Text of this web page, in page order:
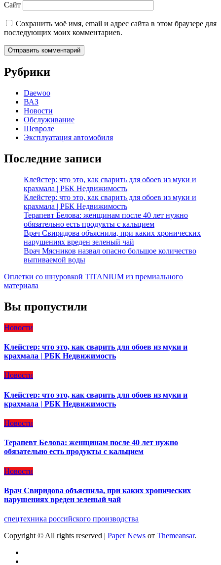
Сайт
Сохранить моё имя, email и адрес сайта в этом браузере для
последующих моих комментариев.
Рубрики
Daewoo
ВАЗ
Новости
Обслуживание
Шевроле
Эксплуатация автомобиля
Последние записи
Клейстер: что это, как сварить для обоев из муки и
крахмала | РБК Недвижимость
Клейстер: что это, как сварить для обоев из муки и
крахмала | РБК Недвижимость
Терапевт Белова: женщинам после 40 лет нужно
обязательно есть продукты с кальцием
Врач Свиридова объяснила, при каких хронических
нарушениях вреден зеленый чай
Врач Мясников назвал опасно большое количество
выпиваемой воды
Оплетки со шнуровкой TITANIUM из премиального
материала
Вы пропустили
Новости
Клейстер: что это, как сварить для обоев из муки и
крахмала | РБК Недвижимость
Новости
Клейстер: что это, как сварить для обоев из муки и
крахмала | РБК Недвижимость
Новости
Терапевт Белова: женщинам после 40 лет нужно
обязательно есть продукты с кальцием
Новости
Врач Свиридова объяснила, при каких хронических
нарушениях вреден зеленый чай
спецтехника российского производства
Copyright © All rights reserved | Paper News от Themeansar.